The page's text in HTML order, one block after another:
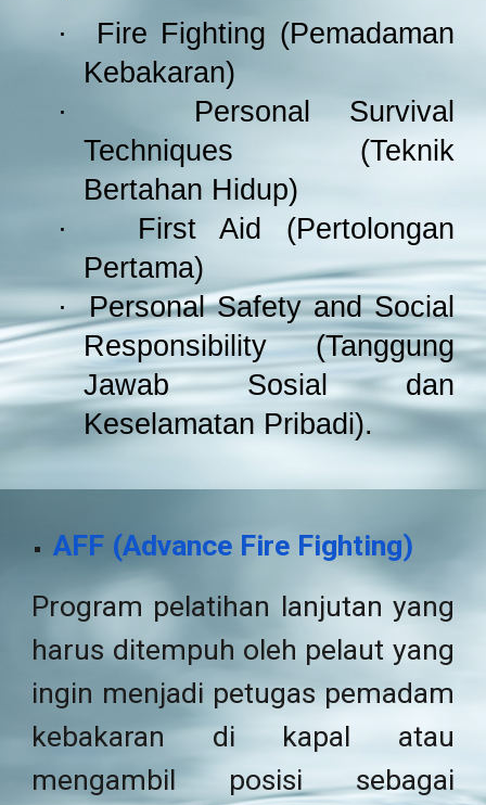
·
Fire Fighting (Pemadaman
Kebakaran)
·
Personal Survival
Techniques (Teknik
Bertahan Hidup)
·
First Aid (Pertolongan
Pertama)
·
Personal Safety and Social
Responsibility (Tanggung
Jawab Sosial dan
Keselamatan Pribadi).
AFF (Advance Fire Fighting)
Program pelatihan lanjutan yang
harus ditempuh oleh pelaut yang
ingin menjadi petugas pemadam
kebakaran di kapal atau
mengambil posisi sebagai